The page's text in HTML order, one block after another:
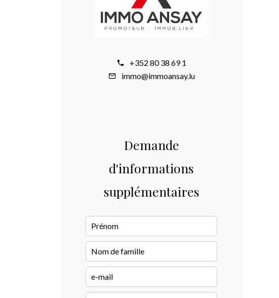
+352 80 38 69 1
immo@immoansay.lu
Demande
d'informations
supplémentaires